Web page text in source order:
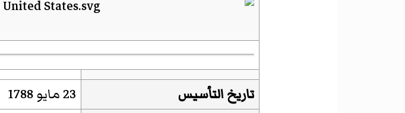
تاريخ التأسيس
23 مايو 1788